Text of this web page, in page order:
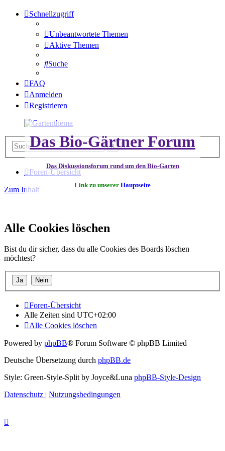
Schnellzugriff
Unbeantwortete Themen
Aktive Themen
Suche
FAQ
Anmelden
Registrieren
Das Bio-Gärtner Forum
Das Diskussionsforum rund um den Bio-Garten
Link zu unserer Hauptseite
SucheErweiterte
Foren-Übersicht
Zum Inhalt
Alle Cookies löschen
Bist du dir sicher, dass du alle Cookies des Boards löschen
möchtest?
Foren-Übersicht
Alle Zeiten sind UTC+02:00
Alle Cookies löschen
Powered by phpBB® Forum Software © phpBB Limited
Deutsche Übersetzung durch phpBB.de
Style: Green-Style-Split by Joyce&Luna phpBB-Style-Design
Datenschutz | Nutzungsbedingungen